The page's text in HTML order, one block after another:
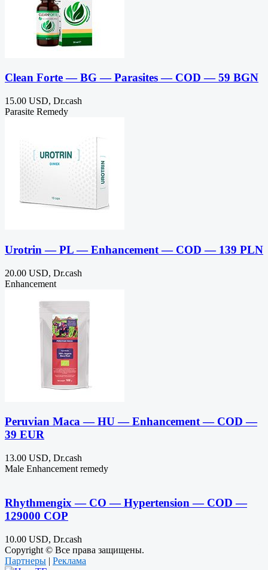
Clean Forte — BG — Parasites — COD — 59 BGN
15.00 USD, Dr.cash
Parasite Remedy
Urotrin — PL — Enhancement — COD — 139 PLN
20.00 USD, Dr.cash
Enhancement
Peruvian Maca — HU — Enhancement — COD —
39 EUR
13.00 USD, Dr.cash
Male Enhancement remedy
Rhythmengix — CO — Hypertension — COD —
129000 COP
10.00 USD, Dr.cash
Copyright © Все права защищены.
Партнеры | Реклама